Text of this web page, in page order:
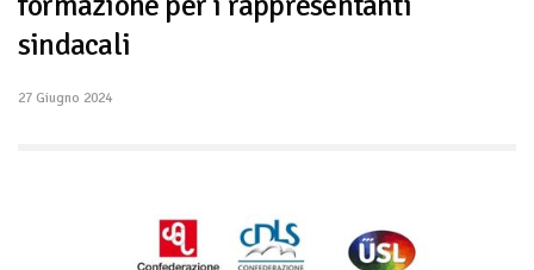
sindacali
27 Giugno 2024